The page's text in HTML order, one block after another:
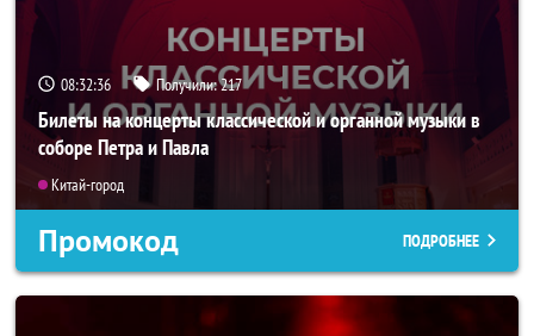
08:32:35 Получили:217
Билеты на концерты классической и органной музыки в
соборе Петра и Павла
Китай-город
Промокод ПОДРОБНЕЕ